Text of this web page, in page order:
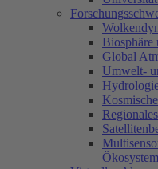
Biosphäre
Global
Umwelt-